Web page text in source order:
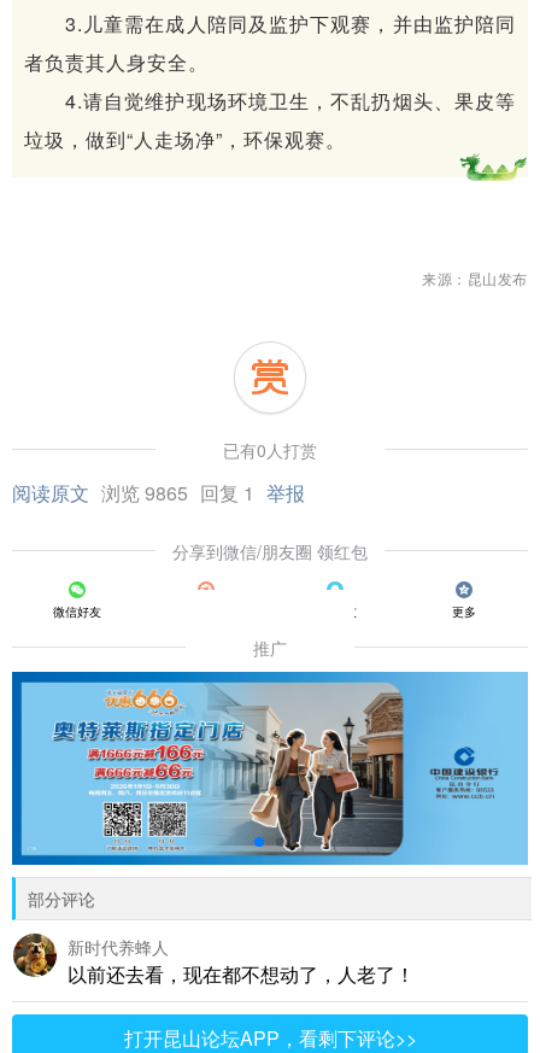
3.儿童需在成人陪同及监护下观赛，并由监护陪同
者负责其人身安全。
4.请自觉维护现场环境卫生，不乱扔烟头、果皮等
垃圾，做到“人走场净”，环保观赛。
来源：昆山发布
已有0人打赏
阅读原文 浏览 9865 回复 1 举报
分享到微信/朋友圈 领红包
微信好友 QQ好友 更多
推广
部分评论
新时代养蜂人
以前还去看，现在都不想动了，人老了！
打开昆山论坛APP，看剩下评论>>